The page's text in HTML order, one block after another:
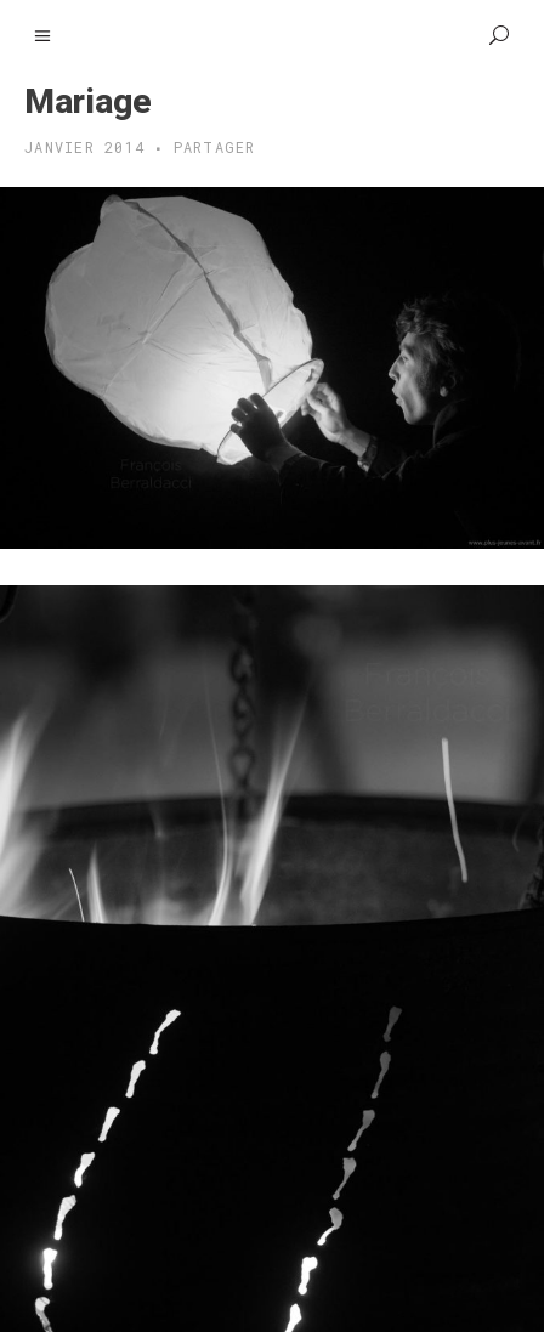
Mariage
JANVIER 2014 PARTAGER